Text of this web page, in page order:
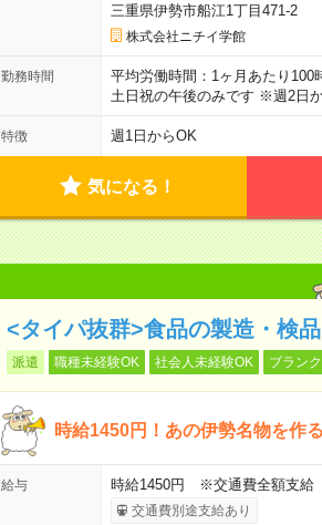
三重県伊勢市船江1丁目471-2
株式会社ニチイ学館
勤務時間
平均労働時間：1ヶ月あたり
土日祝の午後のみです ※週2日
特徴 週1日からOK
気になる！
<タイパ抜群>食品の製造・検品
派遣 職種未経験OK 社会人未経験OK ブラン
時給1450円！あの伊勢名物を作
給与 時給1450円 ※交通費全額支給
交通費別途支給あり